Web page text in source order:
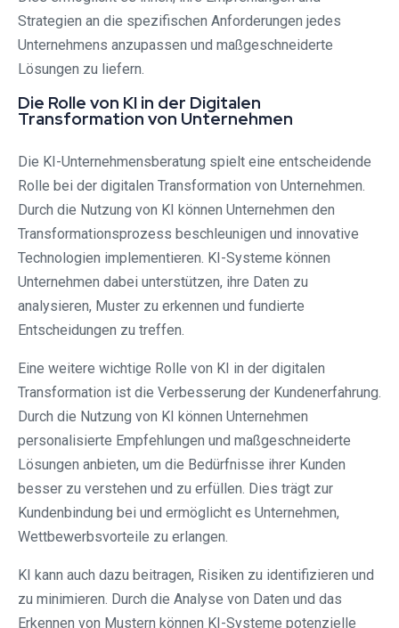
Strategien an die spezifischen Anforderungen jedes
Unternehmens anzupassen und maßgeschneiderte
Lösungen zu liefern.
Die Rolle von KI in der Digitalen
Transformation von Unternehmen
Die KI-Unternehmensberatung spielt eine entscheidende
Rolle bei der digitalen Transformation von Unternehmen.
Durch die Nutzung von KI können Unternehmen den
Transformationsprozess beschleunigen und innovative
Technologien implementieren. KI-Systeme können
Unternehmen dabei unterstützen, ihre Daten zu
analysieren, Muster zu erkennen und fundierte
Entscheidungen zu treffen.
Eine weitere wichtige Rolle von KI in der digitalen
Transformation ist die Verbesserung der Kundenerfahrung.
Durch die Nutzung von KI können Unternehmen
personalisierte Empfehlungen und maßgeschneiderte
Lösungen anbieten, um die Bedürfnisse ihrer Kunden
besser zu verstehen und zu erfüllen. Dies trägt zur
Kundenbindung bei und ermöglicht es Unternehmen,
Wettbewerbsvorteile zu erlangen.
KI kann auch dazu beitragen, Risiken zu identifizieren und
zu minimieren. Durch die Analyse von Daten und das
Erkennen von Mustern können KI-Systeme potenzielle